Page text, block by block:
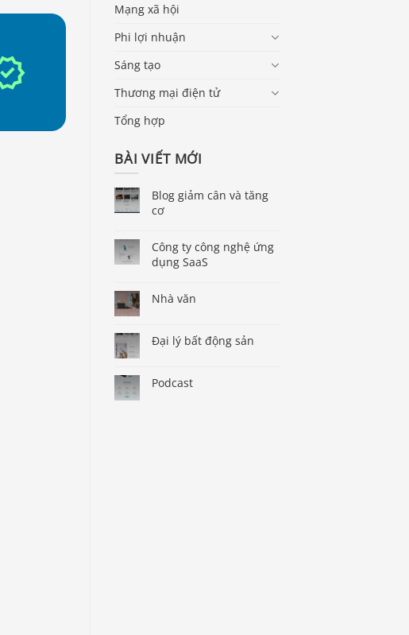
Mạng xã hội
Phi lợi nhuận
Sáng tạo
Thương mại điện tử
Tổng hợp
BÀI VIẾT MỚI
Blog giảm cân và tăng
cơ
Công ty công nghệ ứng
dụng SaaS
Nhà văn
Đại lý bất động sản
Podcast